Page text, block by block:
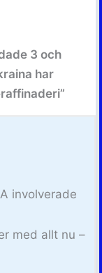
3 och
har
involverade
med allt nu –